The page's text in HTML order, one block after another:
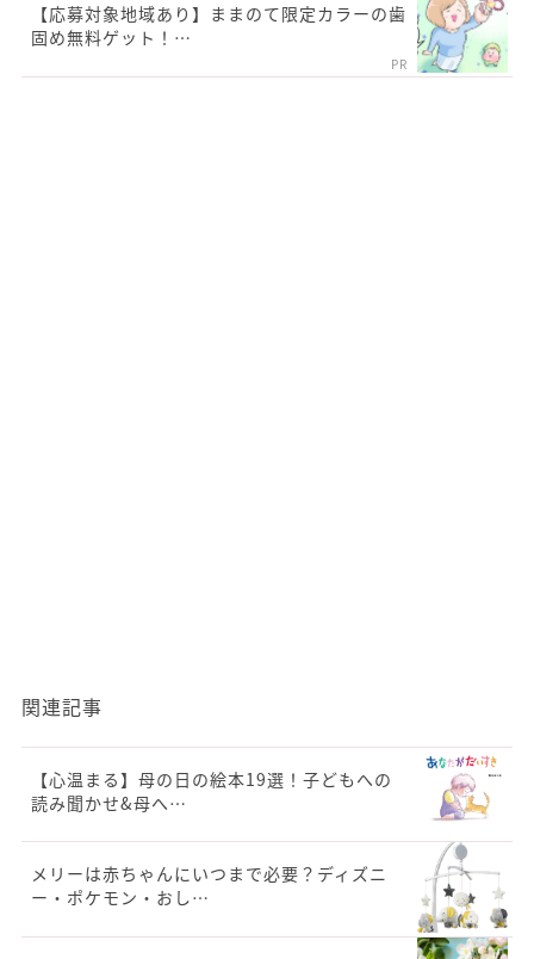
【応募対象地域あり】ままのて限定カラーの歯
固め無料ゲット！…
PR
関連記事
【心温まる】母の日の絵本19選！子どもへの
読み聞かせ&母へ…
メリーは赤ちゃんにいつまで必要？ディズニ
ー・ポケモン・おし…